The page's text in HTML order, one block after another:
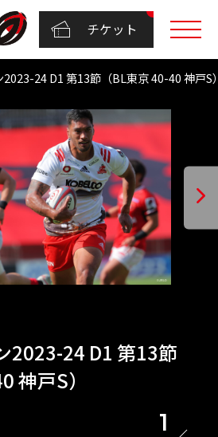
チケット
24 D1 第13節（BL東京 40-40 神戸S
2023-24 D1 第13節
神戸S）
1